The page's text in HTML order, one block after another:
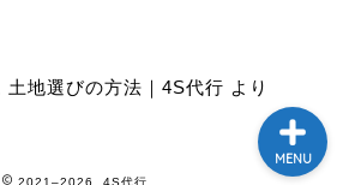
土地選びの方法｜4S代行 より
2021–2026 4S代行
MENU